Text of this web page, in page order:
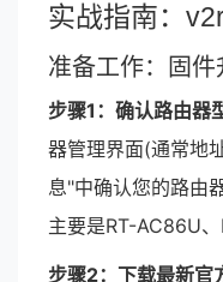
实战指南：
准备工作：固
步骤1：确认路由器
器管理界面(通常地
息"中确认您的路由
主要是RT-AC86U
步骤2：下载最新官